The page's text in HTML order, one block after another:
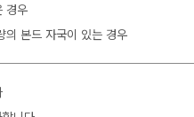
경우
의 본드 자국이 있는 경우